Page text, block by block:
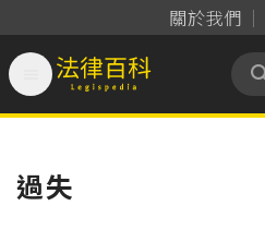
關於我們
法律百科 Legispedia
過失